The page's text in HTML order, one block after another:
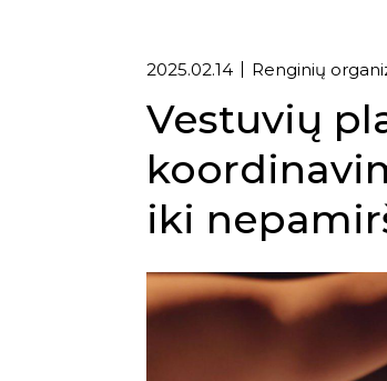
2025.02.14 Renginių
Vestuvių
iki